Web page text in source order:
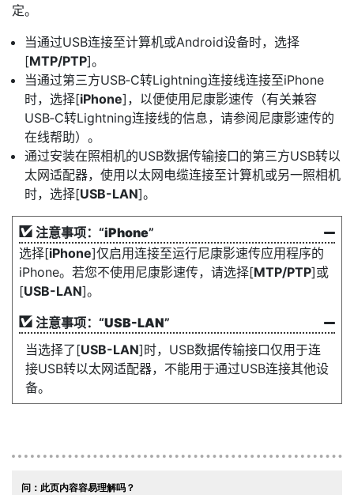
定。
当通过USB连接至计算机或Android设备时，选择
[MTP/PTP]。
当通过第三方USB‑C转Lightning连接线连接至iPhone
时，选择[iPhone]，以便使用尼康影速传（有关兼容
USB‑C转Lightning连接线的信息，请参阅尼康影速传的
在线帮助）。
通过安装在照相机的USB数据传输接口的第三方USB转以
太网适配器，使用以太网电缆连接至计算机或另一照相机
时，选择[USB-LAN]。
注意事项：“iPhone”
选择[iPhone]仅启用连接至运行尼康影速传应用程序的
iPhone。若您不使用尼康影速传，请选择[MTP/PTP]或
[USB-LAN]。
注意事项：“USB-LAN”
当选择了[USB-LAN]时，USB数据传输接口仅用于连
接USB转以太网适配器，不能用于通过USB连接其他设
备。